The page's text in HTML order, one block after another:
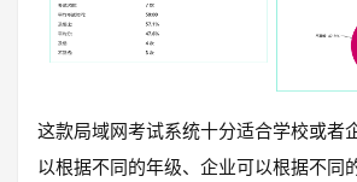
这款局域网考试系统十分适合学校或者
以根据不同的年级、企业可以根据不同